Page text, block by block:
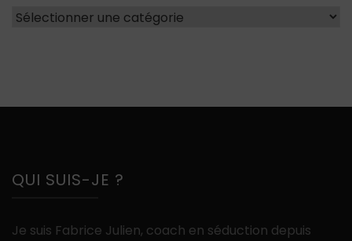
Catégories
QUI SUIS-JE ?
Je suis Fabrice Julien, coach en séduction depuis